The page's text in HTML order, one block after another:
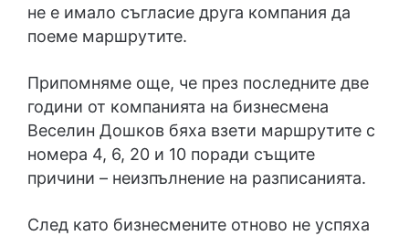
не е имало съгласие друга компания да
поеме маршрутите.
Припомняме още, че през последните две
години от компанията на бизнесмена
Веселин Дошков бяха взети маршрутите с
номера 4, 6, 20 и 10 поради същите
причини – неизпълнение на разписанията.
След като бизнесмените отново не успяха